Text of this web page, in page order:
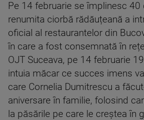
Pe 14 februarie se împlinesc 40
renumita ciorbă rădăuțeană a
oficial al restaurantelor din
în care a fost consemnată în
OJT Suceava, pe 14 februarie
intuia măcar ce succes imens
care Cornelia Dumitrescu a
aniversare în familie, folosind
la păsările pe care le creștea în